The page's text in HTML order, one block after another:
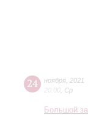
24 ноября 2021
20:00 Ср
Большой